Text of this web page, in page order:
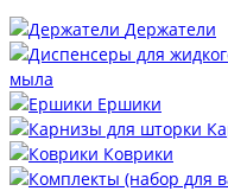
Держатели
мыла
Ершики
Коврики